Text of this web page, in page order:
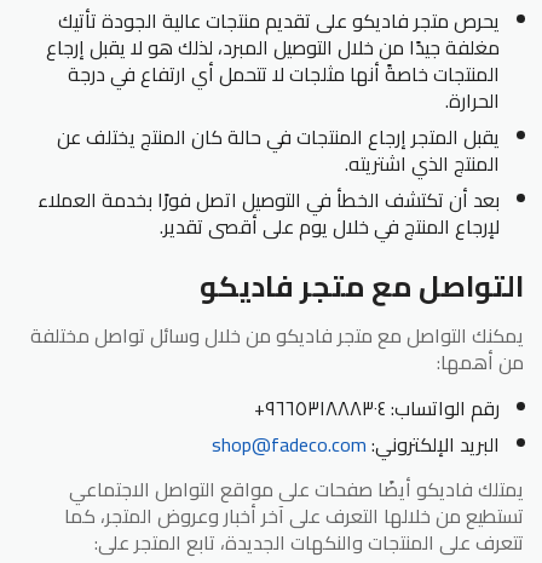
يحرص متجر فاديكو على تقديم منتجات عالية الجودة تأتيك
مغلفة جيدًا من خلال التوصيل المبرد، لذلك هو لا يقبل إرجاع
المنتجات خاصةً أنها مثلجات لا تتحمل أي ارتفاع في درجة
الحرارة.
يقبل المتجر إرجاع المنتجات في حالة كان المنتج يختلف عن
المنتج الذي اشتريته.
بعد أن تكتشف الخطأ في التوصيل اتصل فورًا بخدمة العملاء
لإرجاع المنتج في خلال يوم على أقصى تقدير.
التواصل مع متجر فاديكو
يمكنك التواصل مع متجر فاديكو من خلال وسائل تواصل مختلفة
من أهمها:
رقم الواتساب: ٩٦٦٥٣١٨٨٨٣٠٤+
البريد الإلكتروني:shop@fadeco.com
يمتلك فاديكو أيضًا صفحات على مواقع التواصل الاجتماعي
تستطيع من خلالها التعرف على آخر أخبار وعروض المتجر، كما
تتعرف على المنتجات والنكهات الجديدة، تابع المتجر على: